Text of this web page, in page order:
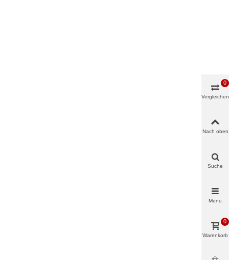
Vergleichen
0
Nach oben
Suche
Menu
Warenkorb
0